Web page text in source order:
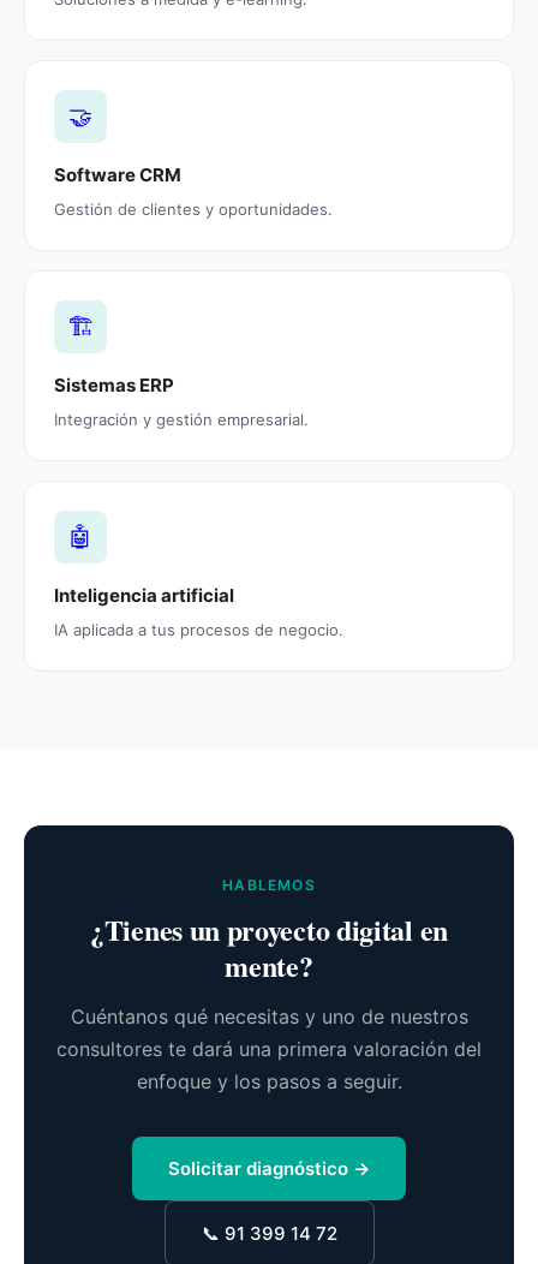
🤝
Software CRM
Gestión de clientes y oportunidades.
🏗️
Sistemas ERP
Integración y gestión empresarial.
🤖
Inteligencia artificial
IA aplicada a tus procesos de negocio.
HABLEMOS
¿Tienes un proyecto digital en
mente?
Cuéntanos qué necesitas y uno de nuestros
consultores te dará una primera valoración del
enfoque y los pasos a seguir.
Solicitar diagnóstico →
📞 91 399 14 72